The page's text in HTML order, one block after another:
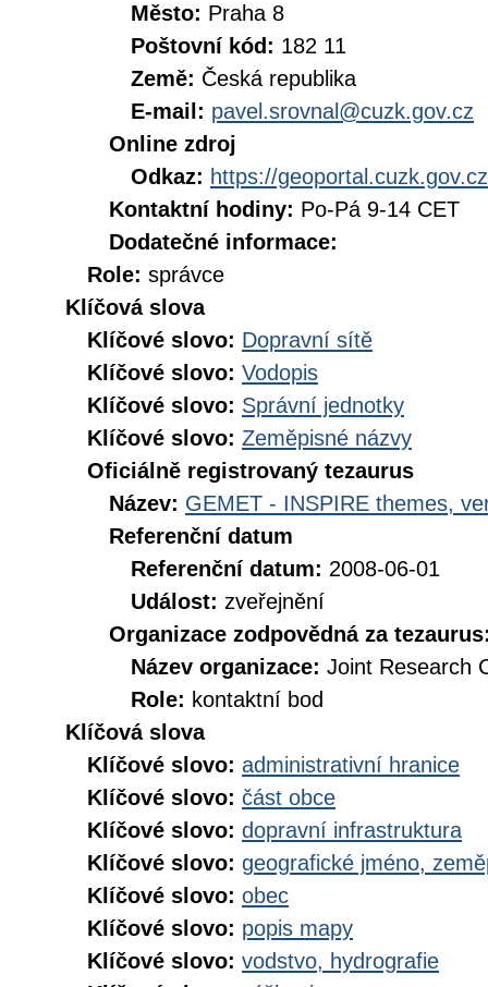
Město: Praha 8
Poštovní kód: 182 11
Země: Česká republika
E-mail: pavel.srovnal@cuzk.gov.cz
Online zdroj
Odkaz: https://geoportal.cuzk.gov.cz
Kontaktní hodiny: Po-Pá 9-14 CET
Dodatečné informace:
Role: správce
Klíčová slova
Klíčové slovo: Dopravní sítě
Klíčové slovo: Vodopis
Klíčové slovo: Správní jednotky
Klíčové slovo: Zeměpisné názvy
Oficiálně registrovaný tezaurus
Název: GEMET - INSPIRE themes,
Referenční datum
Referenční datum: 2008-06-01
Událost: zveřejnění
Organizace zodpovědná za
Název organizace: Joint Research
Role: kontaktní bod
Klíčová slova
Klíčové slovo: administrativní hranice
Klíčové slovo: část obce
Klíčové slovo: dopravní infrastruktura
Klíčové slovo: geografické jméno,
Klíčové slovo: obec
Klíčové slovo: popis mapy
Klíčové slovo: vodstvo, hydrografie